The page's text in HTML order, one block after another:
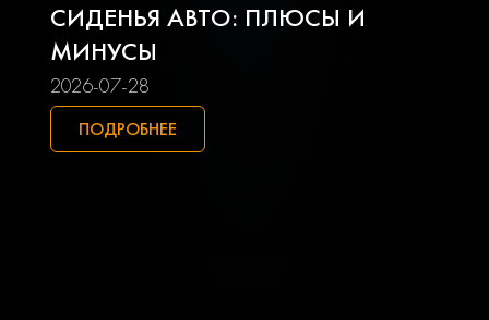
Lifan Mazda
Mitsubishi
СИДЕНЬЯ АВТО: ПЛЮСЫ И
МИНУСЫ
2026-07-28
ПОДРОБНЕЕ